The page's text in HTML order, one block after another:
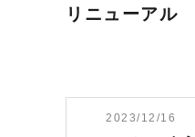
リニューアル
2023/12/16